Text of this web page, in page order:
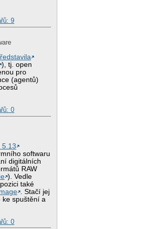
9
), tj. open
pro
(agentů)
0
5.13
softwaru
digitálních
RAW
). Vedle
také
. Stačí jej
ke spuštění a
0